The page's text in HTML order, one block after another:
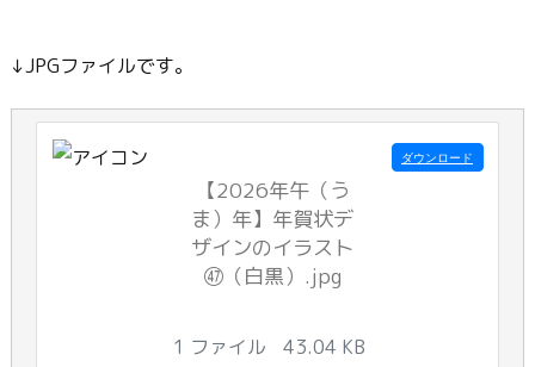
↓JPGファイルです。
【2026年午（う
ま）年】年賀状デ
ザインのイラスト
㊼（白黒）.jpg
1 ファイル 43.04 KB
ダウンロード